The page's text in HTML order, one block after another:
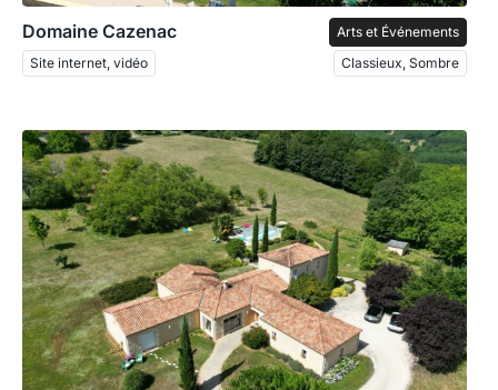
Domaine Cazenac
Arts et Événements
Site internet, vidéo
Classieux, Sombre